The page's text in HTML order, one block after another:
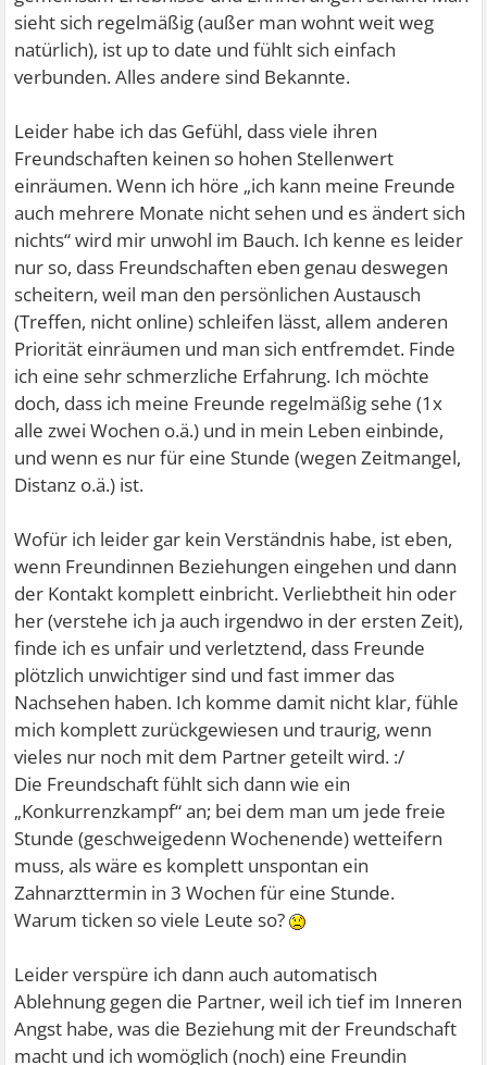
sieht sich regelmäßig (außer man wohnt weit weg
natürlich), ist up to date und fühlt sich einfach
verbunden. Alles andere sind Bekannte.
Leider habe ich das Gefühl, dass viele ihren
Freundschaften keinen so hohen Stellenwert
einräumen. Wenn ich höre „ich kann meine Freunde
auch mehrere Monate nicht sehen und es ändert sich
nichts“ wird mir unwohl im Bauch. Ich kenne es leider
nur so, dass Freundschaften eben genau deswegen
scheitern, weil man den persönlichen Austausch
(Treffen, nicht online) schleifen lässt, allem anderen
Priorität einräumen und man sich entfremdet. Finde
ich eine sehr schmerzliche Erfahrung. Ich möchte
doch, dass ich meine Freunde regelmäßig sehe (1x
alle zwei Wochen o.ä.) und in mein Leben einbinde,
und wenn es nur für eine Stunde (wegen Zeitmangel,
Distanz o.ä.) ist.
Wofür ich leider gar kein Verständnis habe, ist eben,
wenn Freundinnen Beziehungen eingehen und dann
der Kontakt komplett einbricht. Verliebtheit hin oder
her (verstehe ich ja auch irgendwo in der ersten Zeit),
finde ich es unfair und verletztend, dass Freunde
plötzlich unwichtiger sind und fast immer das
Nachsehen haben. Ich komme damit nicht klar, fühle
mich komplett zurückgewiesen und traurig, wenn
vieles nur noch mit dem Partner geteilt wird. :/
Die Freundschaft fühlt sich dann wie ein
„Konkurrenzkampf“ an; bei dem man um jede freie
Stunde (geschweigedenn Wochenende) wetteifern
muss, als wäre es komplett unspontan ein
Zahnarzttermin in 3 Wochen für eine Stunde.
Warum ticken so viele Leute so?
Leider verspüre ich dann auch automatisch
Ablehnung gegen die Partner, weil ich tief im Inneren
Angst habe, was die Beziehung mit der Freundschaft
macht und ich womöglich (noch) eine Freundin